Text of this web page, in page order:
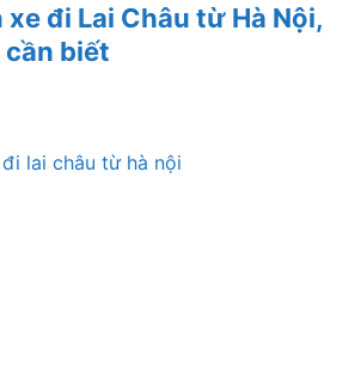
đi Lai Châu từ Hà Nội,
biết